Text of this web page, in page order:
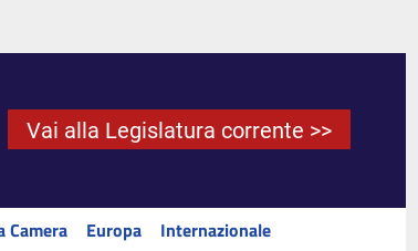
Vai alla Legislatura corrente >>
Camera Europa
Internazionale